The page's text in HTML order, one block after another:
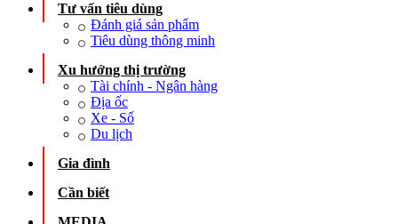
Tư vấn tiêu dùng
Đánh giá sản phẩm
Tiêu dùng thông minh
Xu hướng thị trường
Tài chính - Ngân hàng
Địa ốc
Xe - Số
Du lịch
Gia đình
Cần biết